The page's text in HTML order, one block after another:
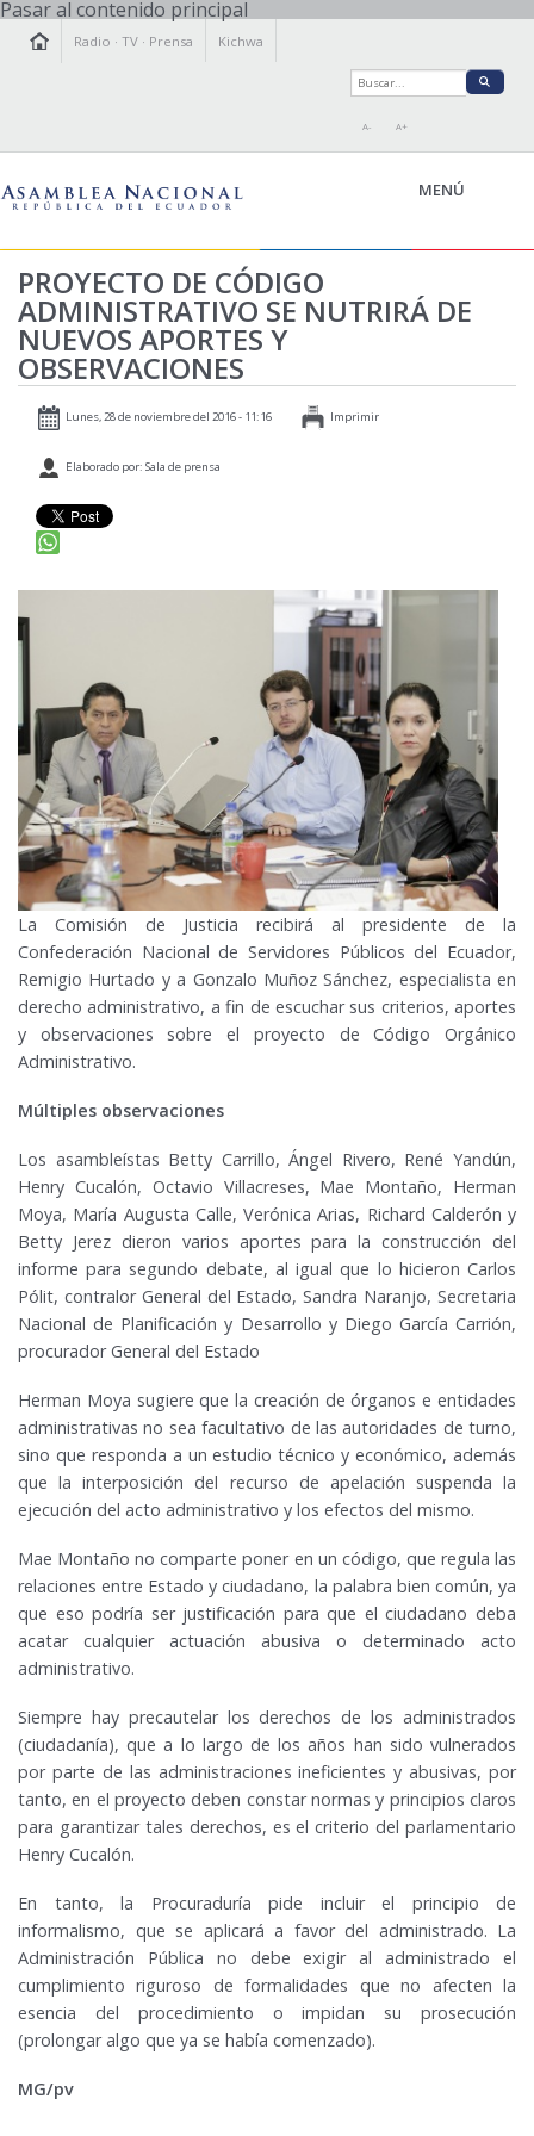
Pasar al contenido principal
Radio ·TV · Prensa Kichwa
A- A+
MENÚ
LA ASAMBLEA
LEGISLAMOS
FISCALIZAMOS
TRANSPARENCIA
PARTICIPACIÓN
RELACIONES INTERNACIONALES
AGENDA
PROYECTO DE CÓDIGO
ADMINISTRATIVO SE NUTRIRÁ DE
NUEVOS APORTES Y
OBSERVACIONES
Lunes, 28 de noviembre del 2016 - 11:16 Imprimir
Elaborado por: Sala de prensa
La Comisión de Justicia recibirá al presidente de la
Confederación Nacional de Servidores Públicos del Ecuador,
Remigio Hurtado y a Gonzalo Muñoz Sánchez, especialista en
derecho administrativo, a fin de escuchar sus criterios, aportes
y observaciones sobre el proyecto de Código Orgánico
Administrativo.
Múltiples observaciones
Los asambleístas Betty Carrillo, Ángel Rivero, René Yandún,
Henry Cucalón, Octavio Villacreses, Mae Montaño, Herman
Moya, María Augusta Calle, Verónica Arias, Richard Calderón y
Betty Jerez dieron varios aportes para la construcción del
informe para segundo debate, al igual que lo hicieron Carlos
Pólit, contralor General del Estado, Sandra Naranjo, Secretaria
Nacional de Planificación y Desarrollo y Diego García Carrión,
procurador General del Estado
Herman Moya sugiere que la creación de órganos e entidades
administrativas no sea facultativo de las autoridades de turno,
sino que responda a un estudio técnico y económico, además
que la interposición del recurso de apelación suspenda la
ejecución del acto administrativo y los efectos del mismo.
Mae Montaño no comparte poner en un código, que regula las
relaciones entre Estado y ciudadano, la palabra bien común, ya
que eso podría ser justificación para que el ciudadano deba
acatar cualquier actuación abusiva o determinado acto
administrativo.
Siempre hay precautelar los derechos de los administrados
(ciudadanía), que a lo largo de los años han sido vulnerados
por parte de las administraciones ineficientes y abusivas, por
tanto, en el proyecto deben constar normas y principios claros
para garantizar tales derechos, es el criterio del parlamentario
Henry Cucalón.
En tanto, la Procuraduría pide incluir el principio de
informalismo, que se aplicará a favor del administrado. La
Administración Pública no debe exigir al administrado el
cumplimiento riguroso de formalidades que no afecten la
esencia del procedimiento o impidan su prosecución
(prolongar algo que ya se había comenzado).
MG/pv